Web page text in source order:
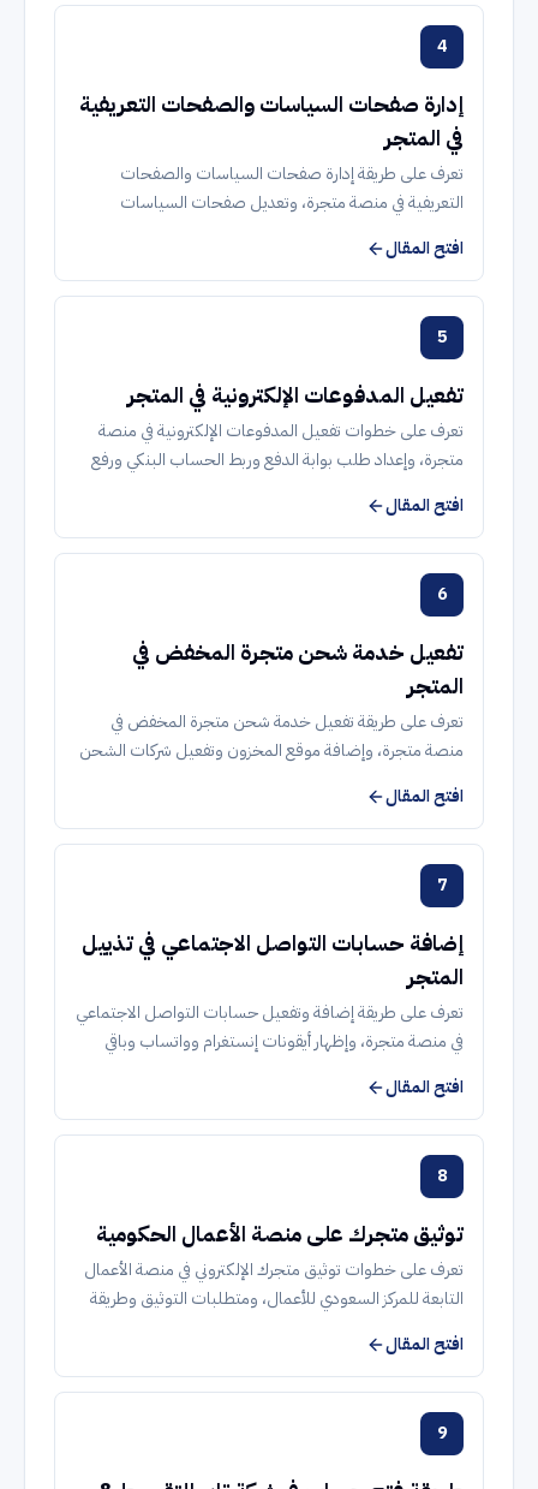
4
إدارة صفحات السياسات والصفحات التعريفية
في المتجر
تعرف على طريقة إدارة صفحات السياسات والصفحات
التعريفية في منصة متجرة، وتعديل صفحات السياسات
لعملاء متجرك.
افتح المقال
5
تفعيل المدفوعات الإلكترونية في المتجر
تعرف على خطوات تفعيل المدفوعات الإلكترونية في منصة
متجرة، وإعداد طلب بوابة الدفع وربط الحساب البنكي ورفع
وماستركارد وApple Pay.
افتح المقال
6
تفعيل خدمة شحن متجرة المخفض في
المتجر
تعرف على طريقة تفعيل خدمة شحن متجرة المخفض في
منصة متجرة، وإضافة موقع المخزون وتفعيل شركات الشحن
لوحة التحكم.
افتح المقال
7
إضافة حسابات التواصل الاجتماعي في تذييل
المتجر
تعرف على طريقة إضافة وتفعيل حسابات التواصل الاجتماعي
في منصة متجرة، وإظهار أيقونات إنستغرام وواتساب وباقي
افتح المقال
8
توثيق متجرك على منصة الأعمال الحكومية
تعرف على خطوات توثيق متجرك الإلكتروني في منصة الأعمال
التابعة للمركز السعودي للأعمال، ومتطلبات التوثيق وطريقة
افتح المقال
9